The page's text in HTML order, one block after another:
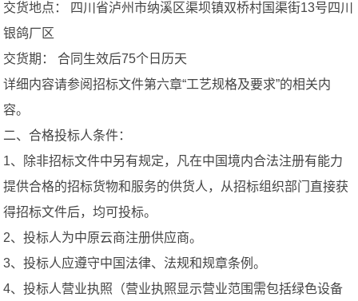
交货地点： 四川省泸州市纳溪区渠坝镇双桥村国渠街13号四川
银鸽厂区
交货期： 合同生效后75个日历天
详细内容请参阅招标文件第六章“工艺规格及要求”的相关内
容。
二、合格投标人条件：
1、除非招标文件中另有规定，凡在中国境内合法注册有能力
提供合格的招标货物和服务的供货人，从招标组织部门直接获
得招标文件后，均可投标。
2、投标人为中原云商注册供应商。
3、投标人应遵守中国法律、法规和规章条例。
4、投标人营业执照（营业执照显示营业范围需包括绿色设备